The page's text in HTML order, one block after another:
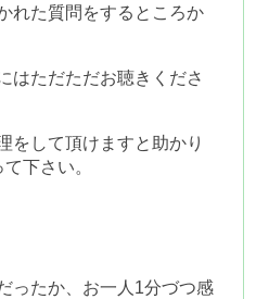
れた質問をするところか
はただただお聴きくださ
をして頂けますと助かり
下さい。
ったか、お一人1分づつ感